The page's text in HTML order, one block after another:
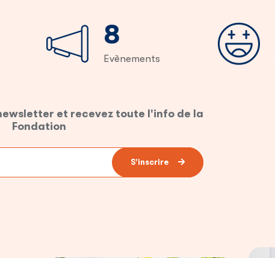
12
Evènements
et recevez toute l'info de la
Fondation
S'inscrire